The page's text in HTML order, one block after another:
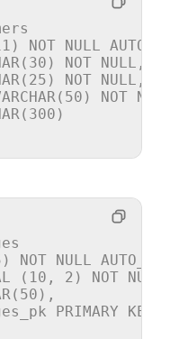
) NOT NULL
( 30 ) NOT NULL ,
( 25 ) NOT NULL ,
( 50 ) NOT NULL
( 300 )
) NOT NULL
( 10 , 2 ) NOT NULL
( 50 ),
PRIMARY KEY